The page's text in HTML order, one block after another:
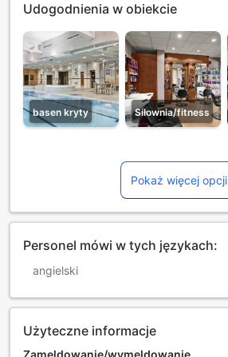
Udogodnienia w obiekcie
basen kryty Siłownia/fitness
Pokaż więcej opcji
Personel mówi w tych językach:
angielski
Użyteczne informacje